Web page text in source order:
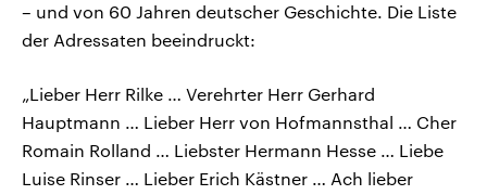
– und von 60 Jahren deutscher Geschichte. Die Liste
der Adressaten beeindruckt:
„Lieber Herr Rilke … Verehrter Herr Gerhard
Hauptmann … Lieber Herr von Hofmannsthal … Cher
Romain Rolland … Liebster Hermann Hesse … Liebe
Luise Rinser … Lieber Erich Kästner … Ach lieber